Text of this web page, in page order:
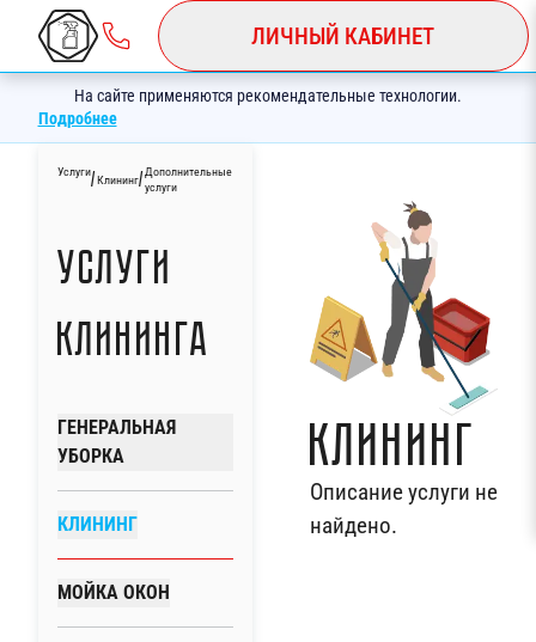
ЛИЧНЫЙ КАБИНЕТ
На сайте применяются рекомендательные технологии.
Подробнее
Услуги/Клининг/Дополнительные
услуги
Услуги
клининга
ГЕНЕРАЛЬНАЯ
УБОРКА
КЛИНИНГ
МОЙКА ОКОН
Клининг
Описание услуги не
найдено.